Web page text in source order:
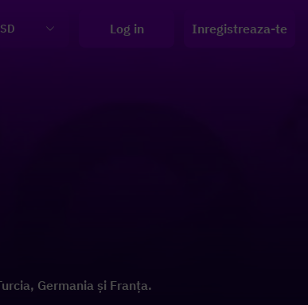
Log in Inregistreaza-te
Germania și Franța.